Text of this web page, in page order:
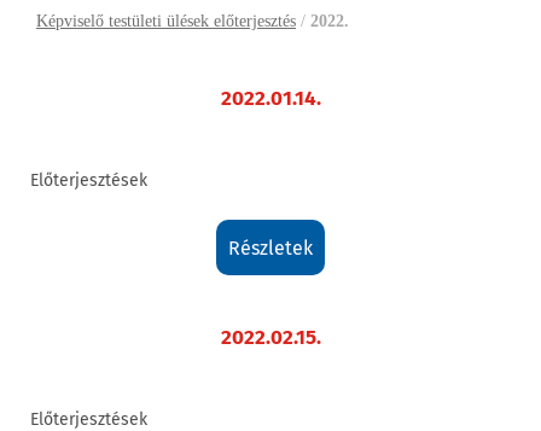
Képviselő testületi ülések előterjesztés / 2022.
2022.01.14.
Előterjesztések
részletek
2022.02.15.
Előterjesztések